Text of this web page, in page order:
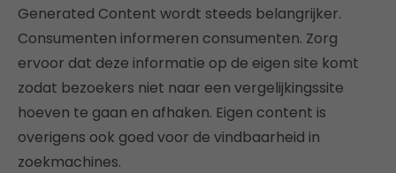
Generated Content wordt steeds belangrijker.
Consumenten informeren consumenten. Zorg
ervoor dat deze informatie op de eigen site komt
zodat bezoekers niet naar een vergelijkingssite
hoeven te gaan en afhaken. Eigen content is
overigens ook goed voor de vindbaarheid in
zoekmachines.